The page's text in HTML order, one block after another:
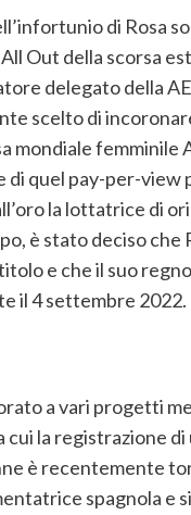
di Rosa
Out della scorsa
delegato della
scelto di
mondiale femminile
di quel pay-per-
la lottatrice di
è stato deciso che
e che il suo
il 4 settembre 2022.
a vari progetti
la registrazione di
è recentemente
spagnola e